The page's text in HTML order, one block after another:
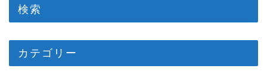
検索
カテゴリー